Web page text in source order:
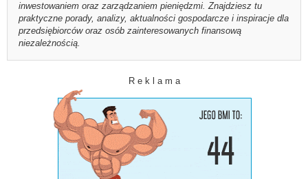
inwestowaniem oraz zarządzaniem pieniędzmi. Znajdziesz tu
praktyczne porady, analizy, aktualności gospodarcze i inspiracje dla
przedsiębiorców oraz osób zainteresowanych finansową
niezależnością.
R e k l a m a